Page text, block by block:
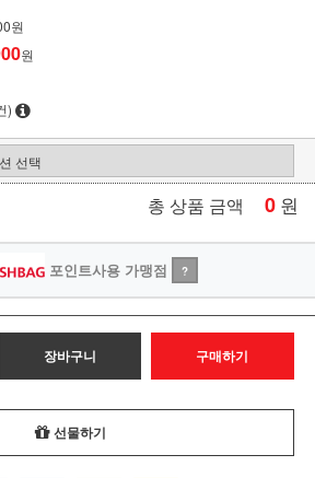
원
원
)
총 상품 금액 0 원
포인트사용 가맹점 ?
장바구니 구매하기
선물하기